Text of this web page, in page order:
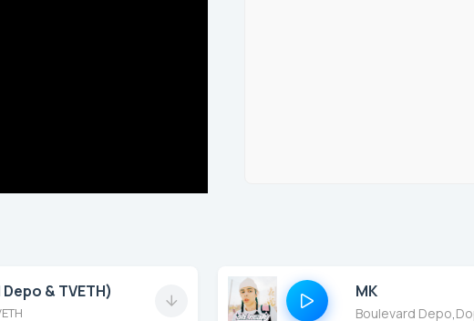
& TVETH) MK
Boulevard Depo